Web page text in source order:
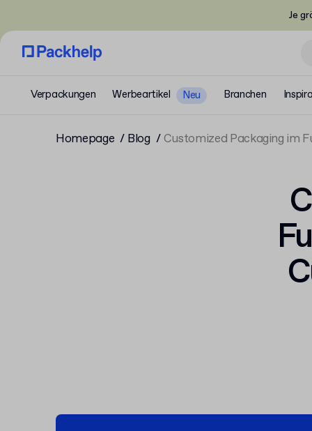
Je
Verpackungen Werbeartikel Neu Branchen
Homepage Blog Customized Packaging im